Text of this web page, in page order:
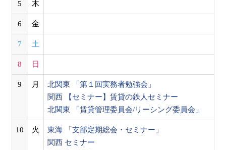
5 木
6 金
7 土
8 日
9 月
北関東 「第１回実務者勉強会」
関西 【セミナー】賃貸の鉄人セミナー
北関東 「賃貸管理委員会/リーシング委員会」
10 火
東海 「支部定期総会・セミナー」
関西 セミナー